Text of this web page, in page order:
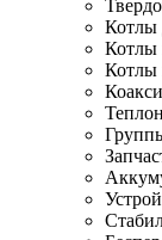
Котлы
Котлы
Котлы